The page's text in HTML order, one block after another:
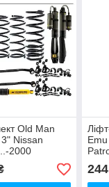
Old Man
Nissan
2000